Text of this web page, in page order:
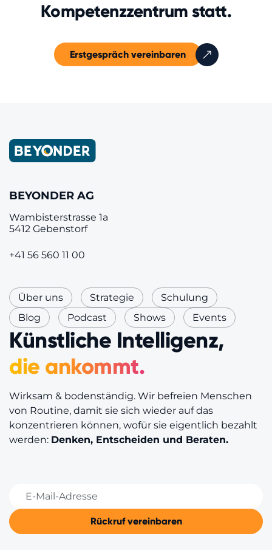
Kompetenzzentrum statt.
Erstgespräch vereinbaren
BEYONDER AG
Wambisterstrasse 1a
5412 Gebenstorf
+41 56 560 11 00
Über uns Strategie
Schulung
Blog
Podcast Shows Events
Künstliche Intelligenz,
die ankommt.
Wirksam & bodenständig. Wir befreien Menschen
von Routine, damit sie sich wieder auf das
konzentrieren können, wofür sie eigentlich bezahlt
werden: Denken, Entscheiden und Beraten.